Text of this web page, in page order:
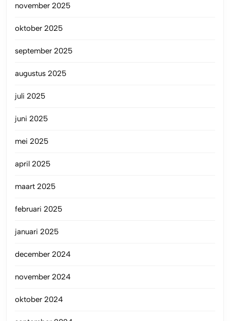
november 2025
oktober 2025
september 2025
augustus 2025
juli 2025
juni 2025
mei 2025
april 2025
maart 2025
februari 2025
januari 2025
december 2024
november 2024
oktober 2024